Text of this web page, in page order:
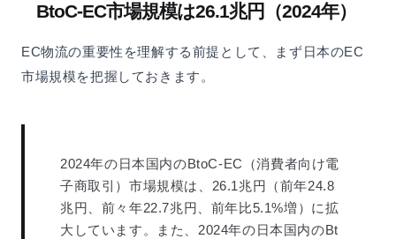
BtoC-EC市場規模は26.1兆円（2024年）
EC物流の重要性を理解する前提として、まず日本のEC
市場規模を把握しておきます。
2024年の日本国内のBtoC-EC（消費者向け電
子商取引）市場規模は、26.1兆円（前年24.8
兆円、前々年22.7兆円、前年比5.1%増）に拡
大しています。また、2024年の日本国内のBt